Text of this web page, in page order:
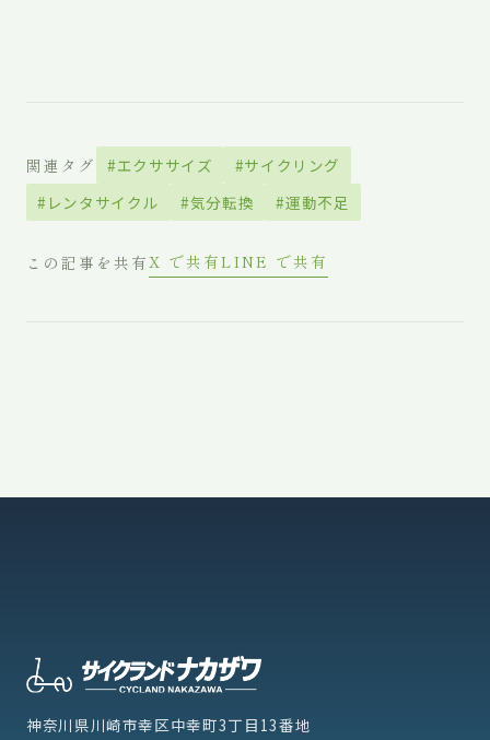
関連タグ #エクササイズ
#サイクリング
#レンタサイクル
#気分転換 #運動不足
この記事を共有X で共有LINE で共有
神奈川県川崎市幸区中幸町3丁目13番地